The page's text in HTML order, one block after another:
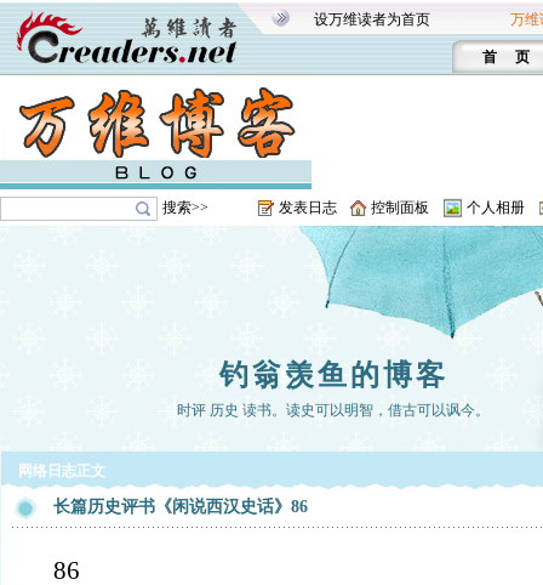
设万维读者为首页 万维
首 页
搜索>> 发表日志 控制面板 个人相册
钓翁羡鱼的博客
时评 历史 读书。读史可以明智，借古可以讽今。
网络日志正文
长篇历史评书《闲说西汉史话》86
86